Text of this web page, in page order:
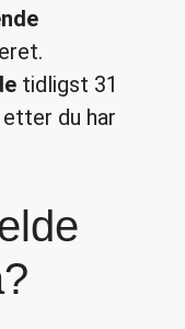
tidligst 31
du har